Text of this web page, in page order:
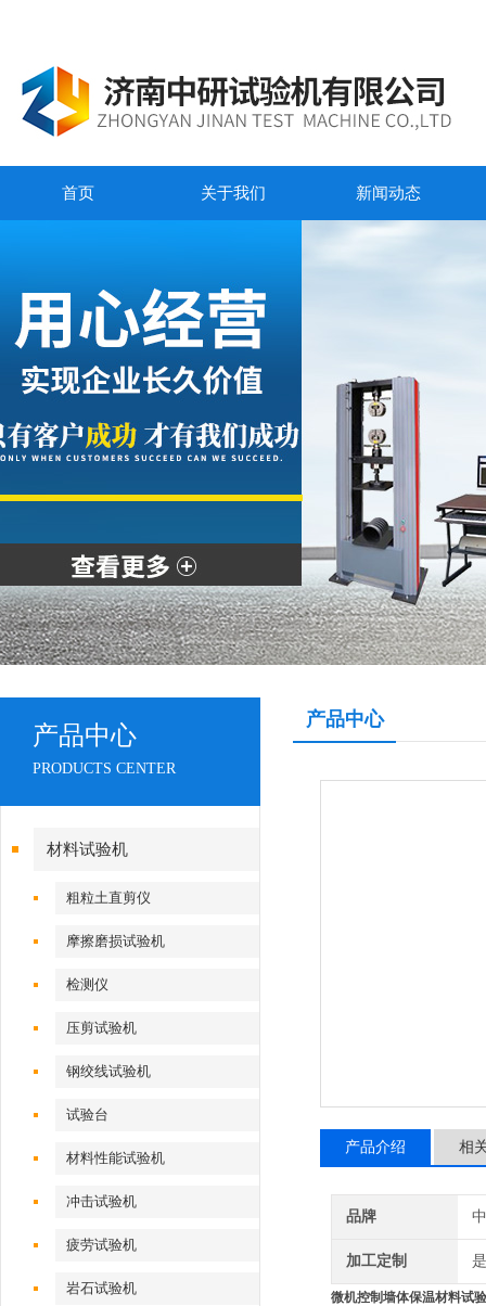
首页 关于我们 新闻动态
产品中心
PRODUCTS CENTER
材料试验机
粗粒土直剪仪
摩擦磨损试验机
检测仪
压剪试验机
钢绞线试验机
试验台
材料性能试验机
冲击试验机
疲劳试验机
岩石试验机
产品中心
产品介绍 相
品牌
加工定制 是
微机控制墙体保温材料试